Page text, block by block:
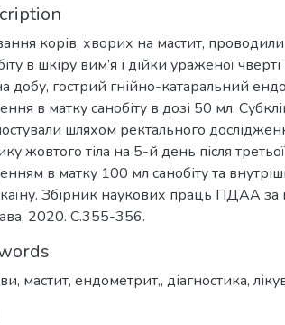
корів, хворих на мастит,
в шкіру вим’я і дійки ураженої
добу, гострий гнійно-катаральний
в матку санобіту в дозі 50 мл.
шляхом ректального
жовтого тіла на 5-й день після
в матку 100 мл санобіту та
Збірник наукових праць ПДАА за
2020. С.355-356.
мастит, ендометрит,, діагностика,